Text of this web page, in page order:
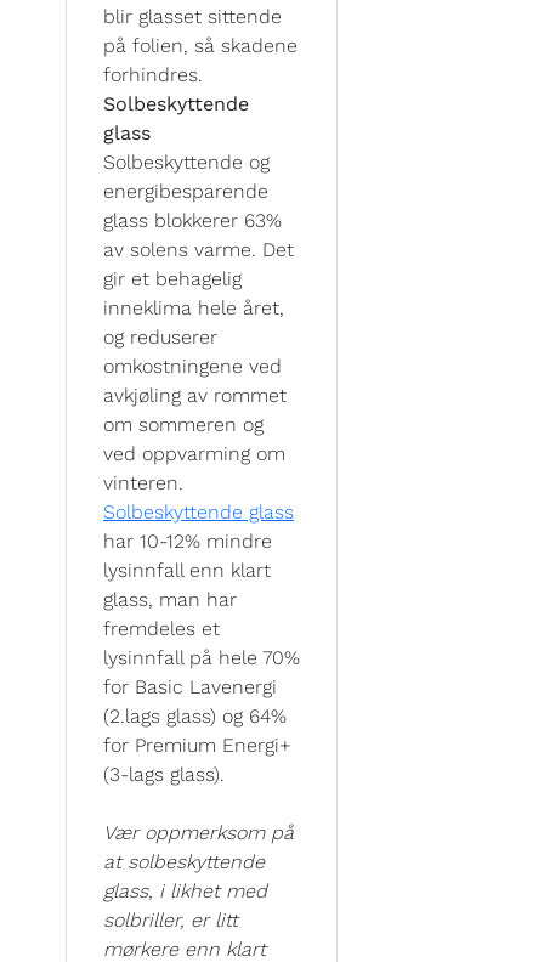
blir glasset sittende
på folien, så skadene
forhindres.
Solbeskyttende
glass
Solbeskyttende og
energibesparende
glass blokkerer 63%
av solens varme. Det
gir et behagelig
inneklima hele året,
og reduserer
omkostningene ved
avkjøling av rommet
om sommeren og
ved oppvarming om
vinteren.
Solbeskyttende glass
har 10-12% mindre
lysinnfall enn klart
glass, man har
fremdeles et
lysinnfall på hele 70%
for Basic Lavenergi
(2.lags glass) og 64%
for Premium Energi+
(3-lags glass).
Vær oppmerksom på
at solbeskyttende
glass, i likhet med
solbriller, er litt
mørkere enn klart